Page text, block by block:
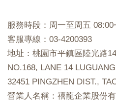
服務時段：周一至周五
客服專線：03-4200393
地址：桃園市平鎮區陸光路
NO.168, LANE 14
32451 PINGZHEN DIST.,
營業人名稱：禧龍企業股份